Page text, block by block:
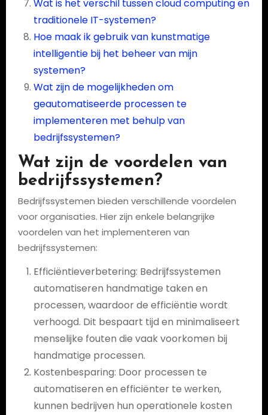
Wat is het verschil tussen cloud computing en
traditionele IT-systemen?
Hoe maak ik gebruik van kunstmatige
intelligentie bij het beheer van mijn
systemen?
Wat zijn de mogelijkheden om
geautomatiseerde processen te
implementeren met behulp van
bedrijfssystemen?
Wat zijn de voordelen van
bedrijfssystemen?
Bedrijfssystemen bieden verschillende voordelen
voor organisaties. Hier zijn enkele belangrijke
voordelen van het implementeren van
bedrijfssystemen:
Efficiëntieverbetering: Bedrijfssystemen
automatiseren handmatige taken en
processen, waardoor de efficiëntie wordt
verhoogd. Dit bespaart tijd en minimaliseert
menselijke fouten die vaak voorkomen bij
handmatige processen.
Kostenbesparing: Door processen te
automatiseren en efficiënter te werken,
kunnen bedrijven hun operationele kosten